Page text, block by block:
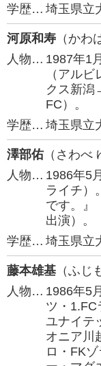
学歴… 埼玉県立
河原和寿 （かわ
人物… 1987年1
（アル
クス新
FC）。
学歴… 埼玉県立
澤部佑 （さわべ
人物… 1986年5
ライチ）
です。』
出演）。
学歴… 埼玉県立
藤本雄基 （ふじ
人物… 1986年5
ツ・
ユナイテ
オニア川
ロ・FK